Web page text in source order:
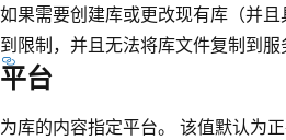
如果需要创建库或更改现有库（并
到限制，并且无法将库文件复制到服
平台
为库的内容指定平台。 该值默认为